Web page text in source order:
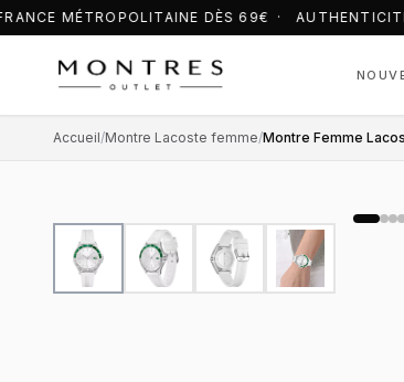
MÉTROPOLITAINE DÈS 69€ ·
Accueil/Montre Lacoste femme/